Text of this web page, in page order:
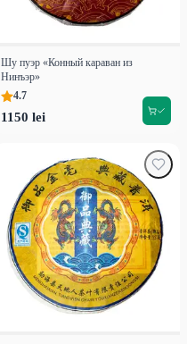
Шу пуэр «Конный караван из
Нинъэр»
4.7
1150 lei